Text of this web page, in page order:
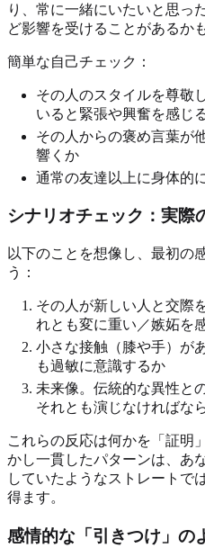
り、常に一緒にいたいと思っ
ど影響を受けることがあるか
簡単な自己チェック：
その人のスタイルを尊敬
いると緊張や興奮を感じ
その人からの褒め言葉が
響くか
通常の友達以上に身体的
シナリオチェック：実際
以下のことを想像し、最初の
う：
その人が新しい人と交際
れとも変に重い／嫉妬を
小さな接触（膝や手）が
も過敏に意識するか
未来像。伝統的な異性と
それとも演じなければな
これらの反応は何かを「証明
かし一貫したパターンは、あ
していたようなストレートで
得ます。
感情的な「引きつけ」の